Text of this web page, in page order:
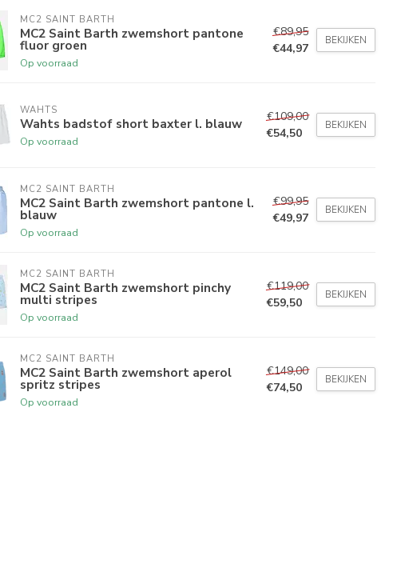
MC2 SAINT BARTH
MC2 Saint Barth zwemshort pantone
fluor groen
Op voorraad
€89,95
€44,97
BEKIJKEN
WAHTS
Wahts badstof short baxter l. blauw
Op voorraad
€109,00
€54,50
BEKIJKEN
MC2 SAINT BARTH
MC2 Saint Barth zwemshort pantone l.
blauw
Op voorraad
€99,95
€49,97
BEKIJKEN
MC2 SAINT BARTH
MC2 Saint Barth zwemshort pinchy
multi stripes
Op voorraad
€119,00
€59,50
BEKIJKEN
MC2 SAINT BARTH
MC2 Saint Barth zwemshort aperol
spritz stripes
Op voorraad
€149,00
€74,50
BEKIJKEN